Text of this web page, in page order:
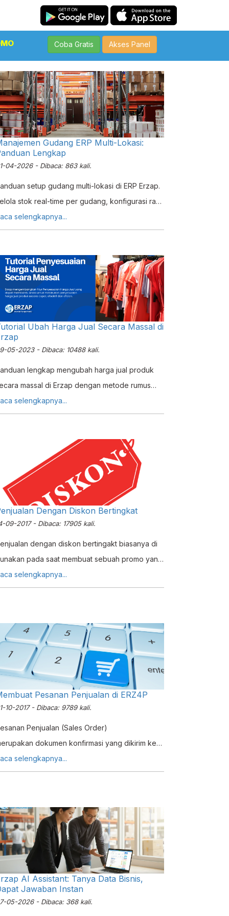
Coba Gratis Akses Panel
Gudang ERP Multi-Lokasi:
Lengkap
04-2026 - Dibaca: 863 kali.
setup gudang multi-lokasi di ERP Erzap.
stok real-time per gudang, konfigurasi rak,
transfer antar-lokasi untuk bisnis multi-cabang
selengkapnya...
Ubah Harga Jual Secara Massal di
05-2023 - Dibaca: 10488 kali.
lengkap mengubah harga jual produk
massal di Erzap dengan metode rumus
Excel. Solusi cepat untuk retail dan
selengkapnya...
Dengan Diskon Bertingkat
09-2017 - Dibaca: 17905 kali.
dengan diskon bertingakt biasanya di
pada saat membuat sebuah promo yang
di isi pada saat pembuatan invoice / faktur
selengkapnya...
Pesanan Penjualan di ERZ4P
10-2017 - Dibaca: 9789 kali.
Penjualan (Sales Order)
dokumen konfirmasi yang dikirim ke
sebelum memberikan barang atau jasa
selengkapnya...
AI Assistant: Tanya Data Bisnis,
Jawaban Instan
05-2026 - Dibaca: 368 kali.